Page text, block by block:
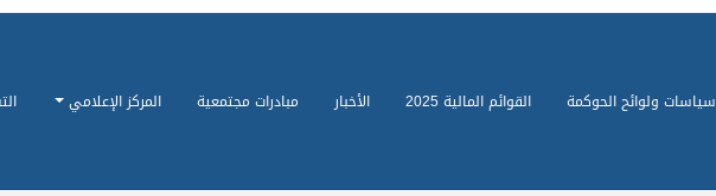
سياسات ولوائح الحوكمة القوائم المالية 2025 الأخبار مبادرات مجتمعية المركز الإعلامي